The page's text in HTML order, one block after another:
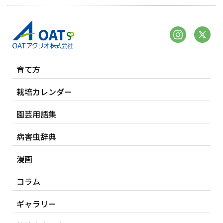
育て方
栽培カレンダー
園芸用語集
病害虫辞典
漫画
コラム
ギャラリー